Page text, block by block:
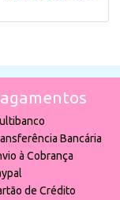
Bancária
à Cobrança
de Crédito